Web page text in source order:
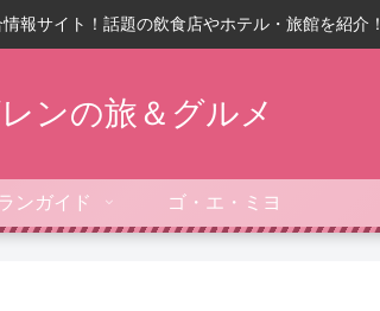
報サイト！話題の飲食店やホテル・旅館を紹介！
ンの旅＆グルメ
ンガイド ゴ・エ・ミヨ